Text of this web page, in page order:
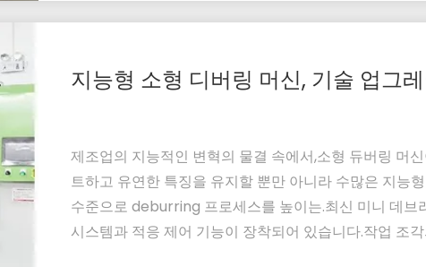
지능형 소형 디버링 머신, 기술 업그
제조업의 지능적인 변혁의 물결 속에서,소형 듀버링 머
트하고 유연한 특징을 유지할 뿐만 아니라 수많은 지능
수준으로 deburring 프로세스를 높이는.최신 미니 데브
시스템과 적응 제어 기능이 장착되어 있습니다.작업 조